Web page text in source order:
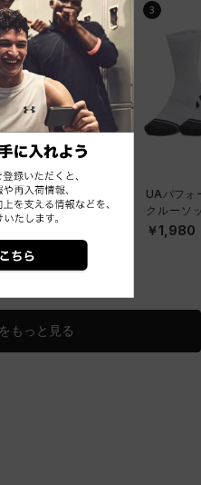
定
ルボー スリーブ
用）（トレーニン
）
3
UAパフォ
クルーソ
ット）（
￥1,980
もっと見る